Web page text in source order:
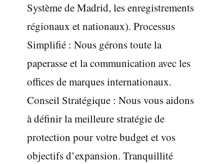
Système de Madrid, les enregistrements
régionaux et nationaux). Processus
Simplifié : Nous gérons toute la
paperasse et la communication avec les
offices de marques internationaux.
Conseil Stratégique : Nous vous aidons
à définir la meilleure stratégie de
protection pour votre budget et vos
objectifs d’expansion. Tranquillité